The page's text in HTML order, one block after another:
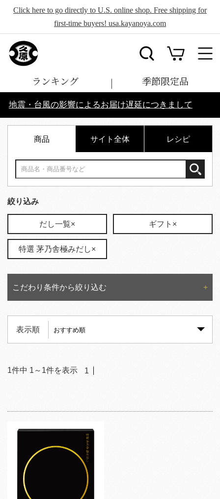
Click here to go directly to U.S. online shop. Free shipping for
first-time buyers! usa.kayanoya.com
ランキング 季節限定品
地震・台風の影響によるお届け遅延につきまして
商品 サイト全体 レシピ
絞り込み
だし一覧× ギフト×
特選 茅乃舎極みだし×
こだわり条件から絞り込む
表示順
1件中 1 ～ 1件を表示 1